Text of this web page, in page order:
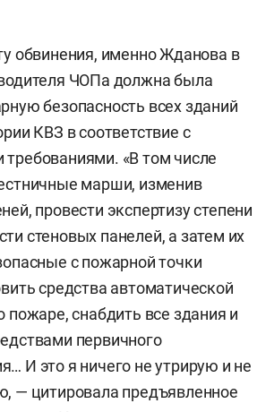
обвинения, именно Жданова в
ЧОПа должна была
безопасность всех зданий
КВЗ в соответствие с
«В том числе
марши, изменив
провести экспертизу степени
стеновых панелей, а затем их
с пожарной точки
средства автоматической
пожаре, снабдить все здания и
первичного
И это я ничего не утрирую и не
— цитировала предъявленное